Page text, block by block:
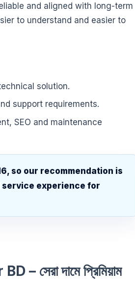
and aligned with long-term
to understand and easier to
solution.
support requirements.
SEO and maintenance
so our recommendation is
experience for
দামে প্রিমিয়াম